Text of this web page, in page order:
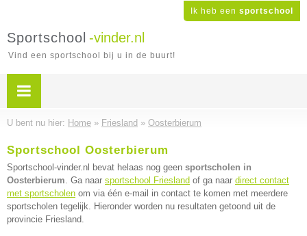
Ik heb een sportschool
Sportschool -vinder.nl
Vind een sportschool bij u in de buurt!
U bent nu hier: Home » Friesland » Oosterbierum
Sportschool Oosterbierum
Sportschool-vinder.nl bevat helaas nog geen sportscholen in
Oosterbierum. Ga naar sportschool Friesland of ga naar direct contact
met sportscholen om via één e-mail in contact te komen met meerdere
sportscholen tegelijk. Hieronder worden nu resultaten getoond uit de
provincie Friesland.